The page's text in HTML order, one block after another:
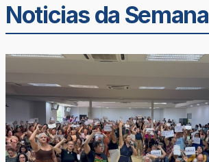
Noticias da Semana